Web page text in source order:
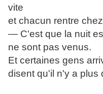
vite
et chacun rentre
— C'est que la nuit
ne sont pas venus.
Et certaines gens
disent qu'il n'y a plus